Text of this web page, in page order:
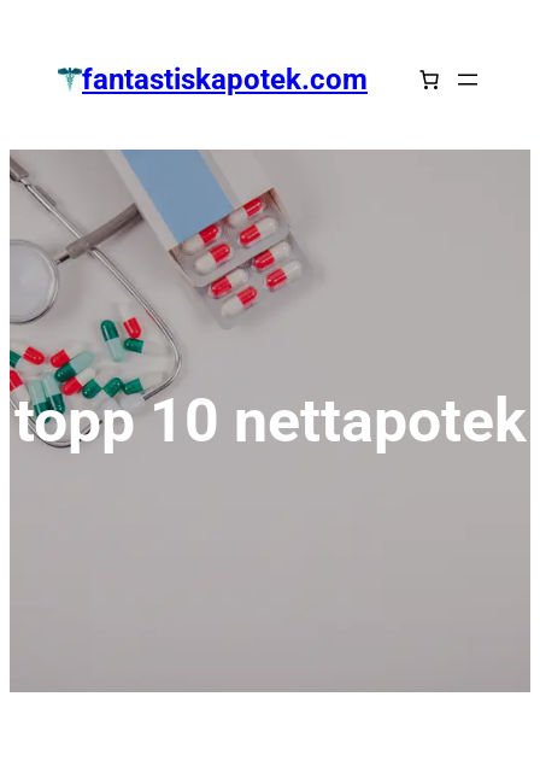
springenfantastiskapotek.com
topp 10 nettapotek